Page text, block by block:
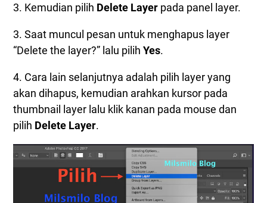
3. Kemudian pilih Delete Layer pada panel layer.
3. Saat muncul pesan untuk menghapus layer
“Delete the layer?” lalu pilih Yes.
4. Cara lain selanjutnya adalah pilih layer yang
akan dihapus, kemudian arahkan kursor pada
thumbnail layer lalu klik kanan pada mouse dan
pilih Delete Layer.